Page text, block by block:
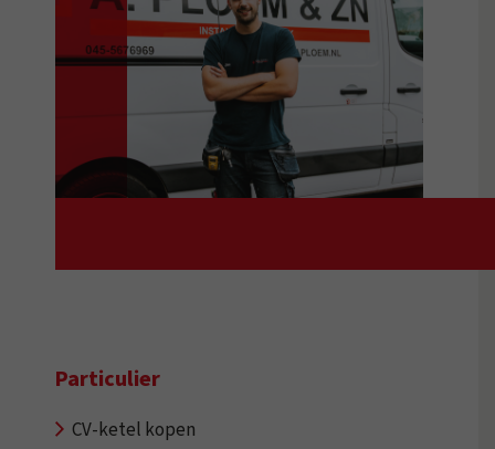
Particulier
CV-ketel kopen